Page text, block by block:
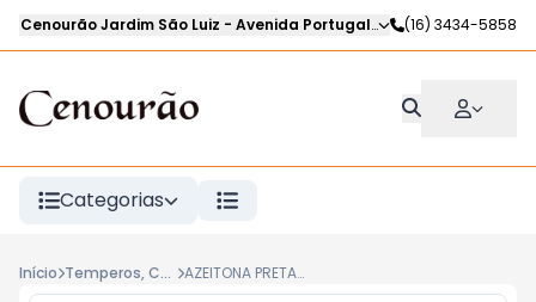
Cenourão Jardim São Luiz - Avenida Portugal, Ribeirão Preto-SP
(16) 3434-5858
Categorias
Início Temperos, Conservas e Empório AZEITONA PRETA SEM CAROCO LA PASTINA 150g